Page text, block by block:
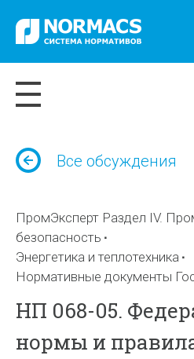
Все обсуждения
ПромЭксперт Раздел IV.
безопасность
Энергетика и теплотехника
Нормативные документы
НП 068-05.
нормы и